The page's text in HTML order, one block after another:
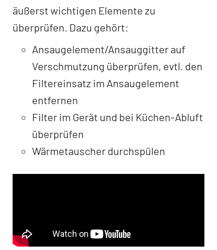
äußerst wichtigen Elemente zu
überprüfen. Dazu gehört:
Ansaugelement/Ansauggitter auf
Verschmutzung überprüfen, evtl. den
Filtereinsatz im Ansaugelement
entfernen
Filter im Gerät und bei Küchen-Abluft
überprüfen
Wärmetauscher durchspülen